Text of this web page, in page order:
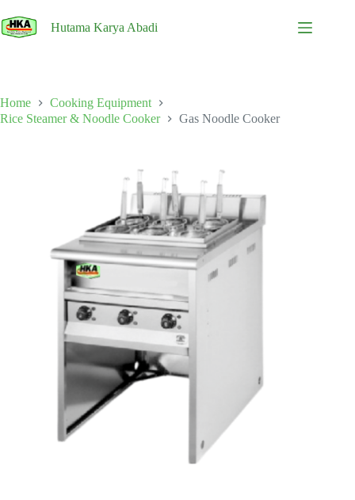
to
content
Hutama Karya Abadi
Home
Cooking Equipment
Rice Steamer & Noodle Cooker
Gas Noodle Cooker